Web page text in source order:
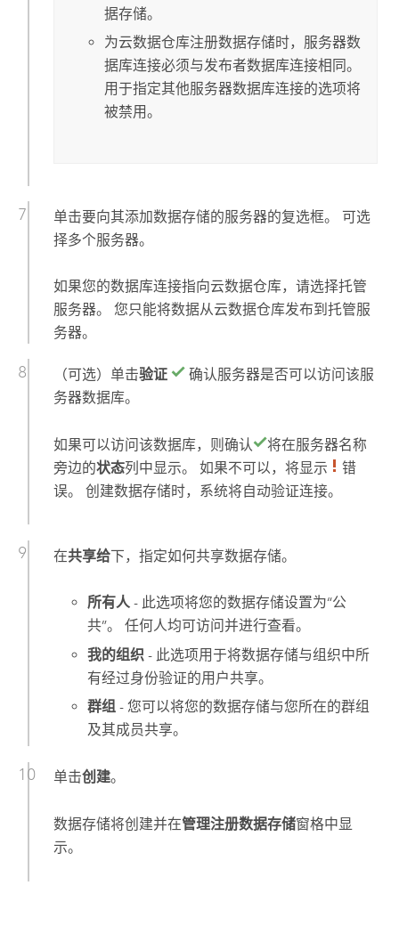
据存储。
为云数据仓库注册数据存储时，服务器数
据库连接必须与发布者数据库连接相同。
用于指定其他服务器数据库连接的选项将
被禁用。
单击要向其添加数据存储的服务器的复选框。 可选
择多个服务器。
如果您的数据库连接指向云数据仓库，请选择托管
服务器。 您只能将数据从云数据仓库发布到托管服
务器。
（可选）单击验证
确认服务器是否可以访问该服
务器数据库。
如果可以访问该数据库，则确认
将在服务器名称
旁边的状态列中显示。 如果不可以，将显示
错
误。 创建数据存储时，系统将自动验证连接。
在共享给下，指定如何共享数据存储。
所有人 - 此选项将您的数据存储设置为“公
共”。 任何人均可访问并进行查看。
我的组织 - 此选项用于将数据存储与组织中所
有经过身份验证的用户共享。
群组 - 您可以将您的数据存储与您所在的群组
及其成员共享。
单击创建。
数据存储将创建并在管理注册数据存储窗格中显
示。